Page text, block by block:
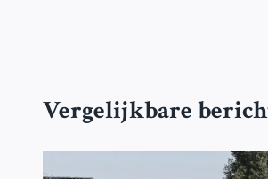
Vergelijkbare